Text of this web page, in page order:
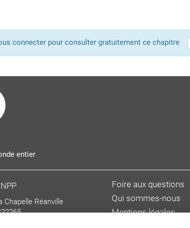
connecter pour consulter gratuitement ce chapitre
entier
Chapelle Réanville
Foire aux questions
Qui sommes-nous
Mentions légales